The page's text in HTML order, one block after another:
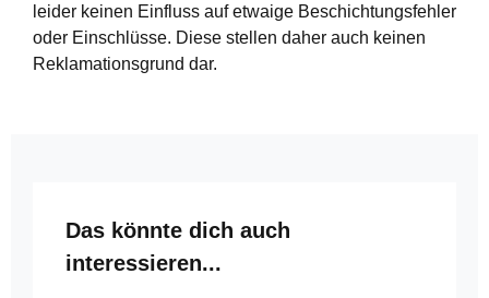
leider keinen Einfluss auf etwaige Beschichtungsfehler
oder Einschlüsse. Diese stellen daher auch keinen
Reklamationsgrund dar.
Produktgalerie überspringen
Das könnte dich auch
interessieren...